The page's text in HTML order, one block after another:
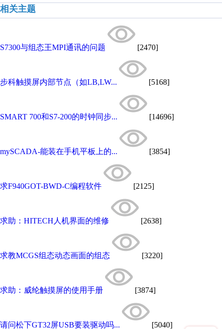
相关主题
S7300与组态王MPI通讯的问题 [2470]
步科触摸屏内部节点（如LB,LW... [5168]
SMART 700和S7-200的时钟同步... [14696]
mySCADA-能装在手机平板上的... [3854]
求F940GOT-BWD-C编程软件 [2125]
求助：HITECH人机界面的维修 [2638]
求教MCGS组态动态画面的组态 [3220]
求助：威纶触摸屏的使用手册 [3874]
请问松下GT32屏USB要装驱动吗... [5040]